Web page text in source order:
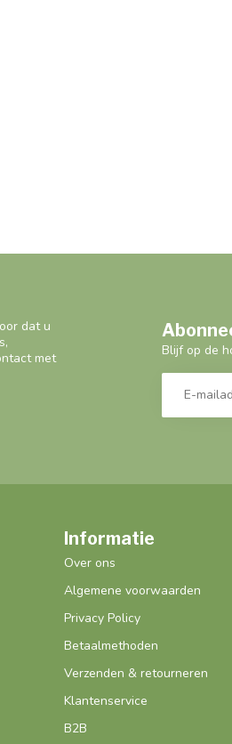
dat u
met
Blijf op de
Informatie
Over ons
Algemene voorwaarden
Privacy Policy
Betaalmethoden
Verzenden & retourneren
Klantenservice
B2B